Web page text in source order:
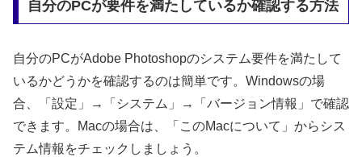
自分のPCが要件を満たしているか確認する方法
自分のPCがAdobe Photoshopのシステム要件を満たして
いるかどうかを確認するのは簡単です。Windowsの場
合、「設定」→「システム」→「バージョン情報」で確認
できます。Macの場合は、「このMacについて」からシス
テム情報をチェックしましょう。